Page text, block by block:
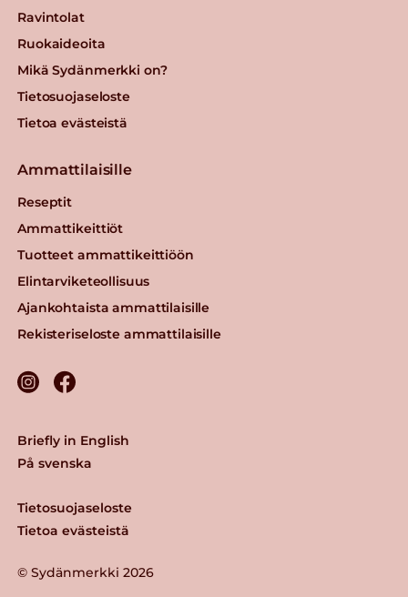
Ravintolat
Ruokaideoita
Mikä Sydänmerkki on?
Tietosuojaseloste
Tietoa evästeistä
Ammattilaisille
Reseptit
Ammattikeittiöt
Tuotteet ammattikeittiöön
Elintarviketeollisuus
Ajankohtaista ammattilaisille
Rekisteriseloste ammattilaisille
© Sydänmerkki 2026
Tietosuojaseloste
Tietoa evästeistä
Briefly in English
På svenska